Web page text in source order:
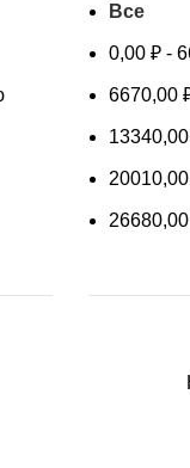
Все
0,00₽ -
6670,00